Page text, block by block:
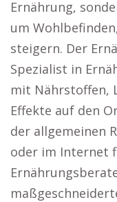
Ernährung,
um
steigern. Der
Spezialist in
mit Nährstoffen,
Effekte auf den
der allgemeinen
oder im Internet